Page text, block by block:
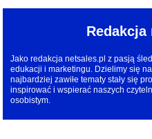
Redakcja
Jako redakcja netsales.pl z pasją
edukacji i marketingu. Dzielimy się
najbardziej zawiłe tematy stały się
inspirować i wspierać naszych
osobistym.